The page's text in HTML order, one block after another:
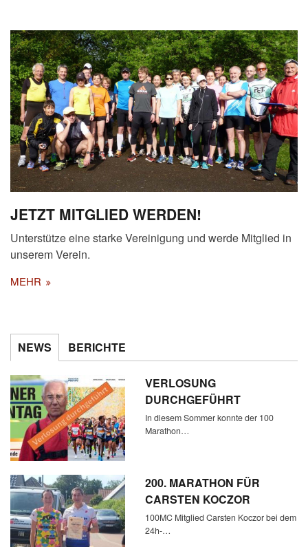
JETZT MITGLIED WERDEN!
Unterstütze eine starke Vereinigung und werde Mitglied in
unserem Verein.
MEHR
NEWS BERICHTE
VERLOSUNG
DURCHGEFÜHRT
In diesem Sommer konnte der 100
Marathon…
200. MARATHON FÜR
CARSTEN KOCZOR
100MC Mitglied Carsten Koczor bei dem
24h-…